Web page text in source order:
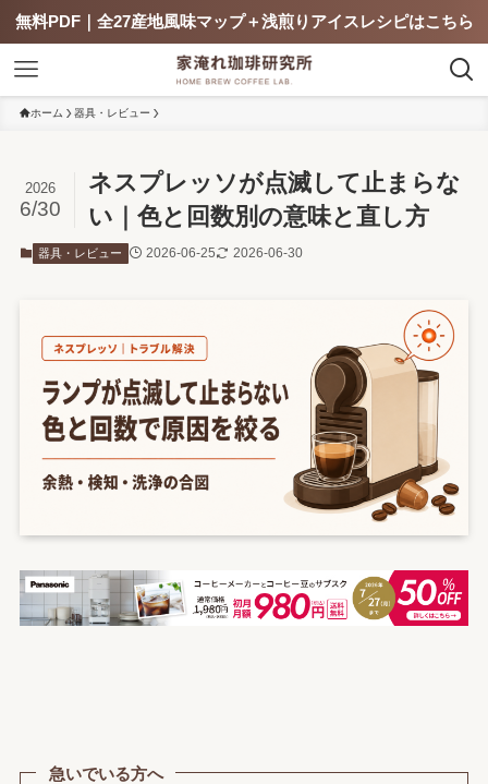
無料PDF｜全27産地風味マップ＋浅煎りアイスレシピはこちら
ホーム 器具・レビュー
ネスプレッソが点滅して止まらな
い｜色と回数別の意味と直し方
2026
6/30
器具・レビュー 2026-06-25 2026-06-30
急いでいる方へ